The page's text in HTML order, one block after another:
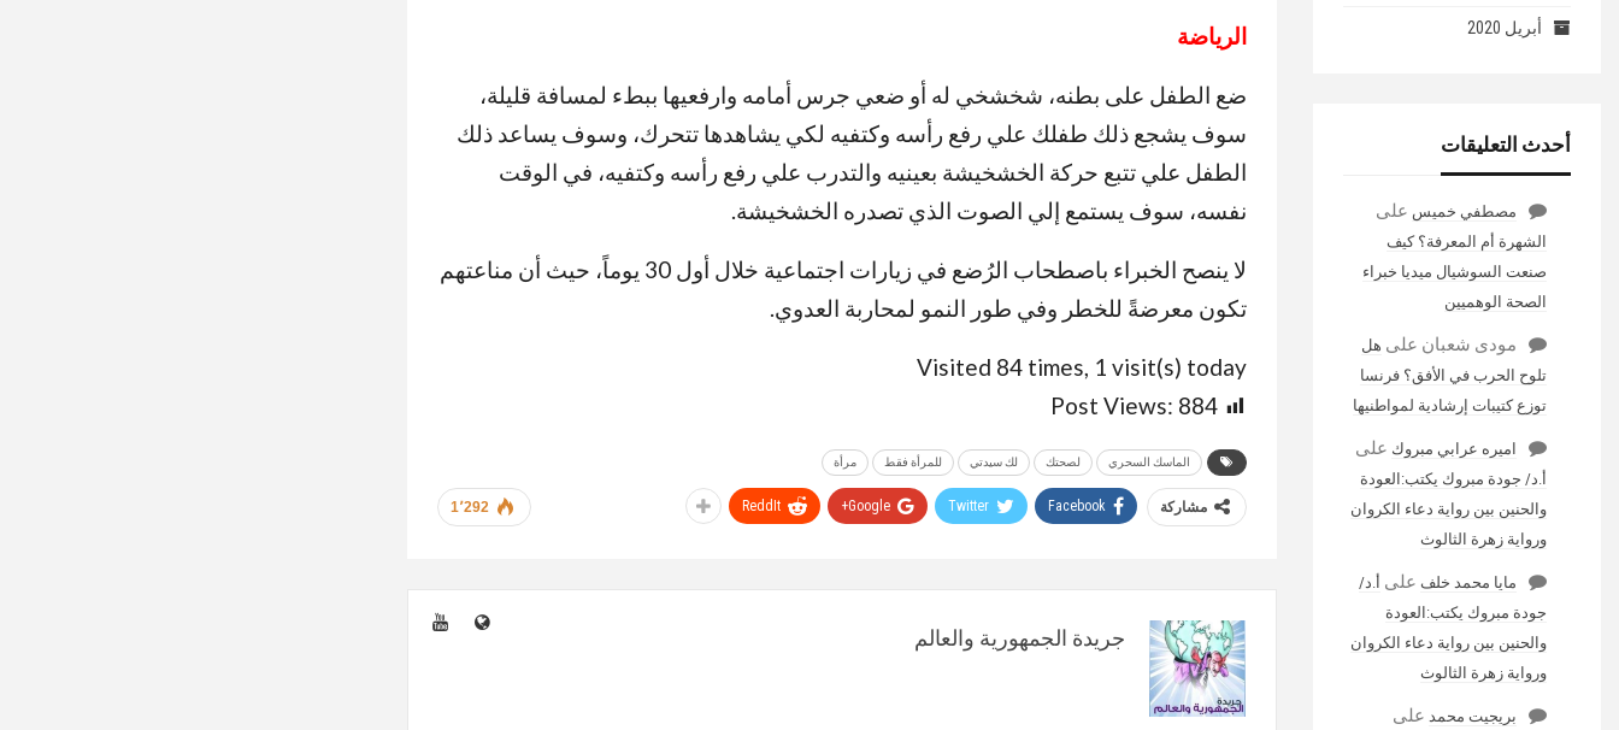
الرياضة
ضع الطفل على بطنه، شخشخي له أو ضعي جرس أمامه وارفعيها ببطء لمسافة قليلة،
سوف يشجع ذلك طفلك علي رفع رأسه وكتفيه لكي يشاهدها تتحرك، وسوف يساعد ذلك
الطفل علي تتبع حركة الخشخيشة بعينيه والتدرب علي رفع رأسه وكتفيه، في الوقت
نفسه، سوف يستمع إلي الصوت الذي تصدره الخشخيشة.
لا ينصح الخبراء باصطحاب الرُضع في زيارات اجتماعية خلال أول 30 يوماً، حيث أن مناعتهم
تكون معرضةً للخطر وفي طور النمو لمحاربة العدوي.
Visited 84 times, 1 visit(s) today
Post Views: 884
الماسك السحري لصحتك لك سيدتي للمرأة فقط مرأة
1٬292 مشاركة Facebook
Twitter
Google+
ReddIt
جريدة الجمهورية والعالم
أبريل 2020
أحدث التعليقات
مصطفي خميس على
الشهرة أم المعرفة؟ كيف
صنعت السوشيال ميديا خبراء
الصحة الوهميين
مودى شعبان على هل
تلوح الحرب في الأفق؟ فرنسا
توزع كتيبات إرشادية لمواطنيها
اميره عرابي مبروك على
أ.د/ جودة مبروك يكتب:العودة
والحنين بين رواية دعاء الكروان
ورواية زهرة الثالوث
مايا محمد خلف على أ.د/
جودة مبروك يكتب:العودة
والحنين بين رواية دعاء الكروان
ورواية زهرة الثالوث
بريجيت محمدعلى